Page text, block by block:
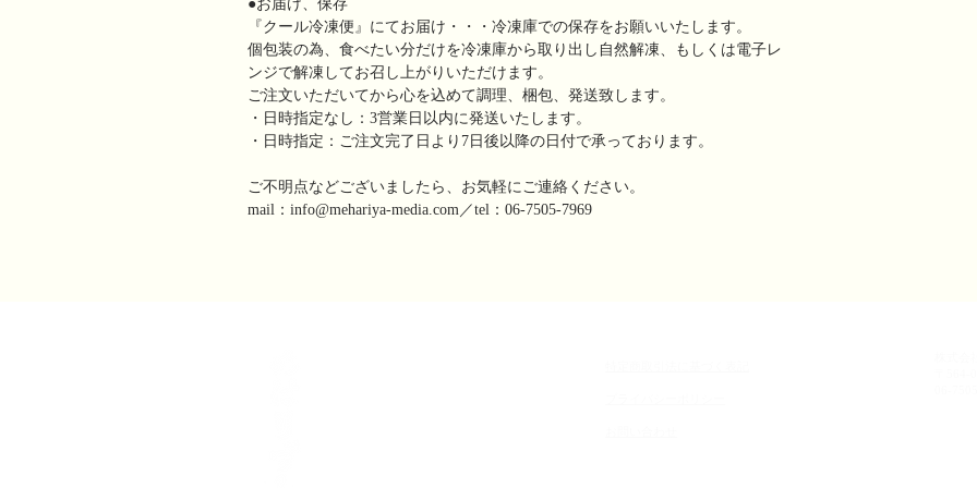
●お届け、保存
『クール冷凍便』にてお届け・・・冷凍庫での保存をお願いいたします。
個包装の為、食べたい分だけを冷凍庫から取り出し自然解凍、もしくは電子レ
ンジで解凍してお召し上がりいただけます。
ご注文いただいてから心を込めて調理、梱包、発送致します。
・日時指定なし：3営業日以内に発送いたします。
・日時指定：ご注文完了日より7日後以降の日付で承っております。
ご不明点などございましたら、お気軽にご連絡ください。
mail：info@mehariya-media.com／tel：06-7505-7969